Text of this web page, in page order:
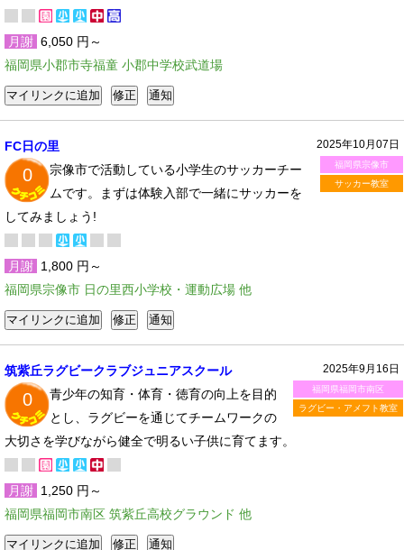
月謝 6,050 円～
福岡県小郡市寺福童 小郡中学校武道場
2025年10月07日
福岡県宗像市
サッカー教室
FC日の里
0
宗像市で活動している小学生のサッカーチー
ムです。まずは体験入部で一緒にサッカーを
してみましょう!
月謝 1,800 円～
福岡県宗像市 日の里西小学校・運動広場 他
2025年9月16日
福岡県福岡市南区
ラグビー・アメフト教室
筑紫丘ラグビークラブジュニアスクール
0
青少年の知育・体育・徳育の向上を目的
とし、ラグビーを通じてチームワークの
大切さを学びながら健全で明るい子供に育てます。
月謝 1,250 円～
福岡県福岡市南区 筑紫丘高校グラウンド 他